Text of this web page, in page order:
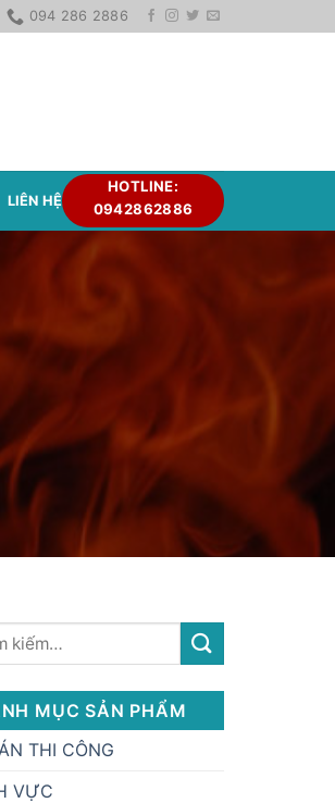
094 286 2886
LIÊN HỆ
HOTLINE:
0942862886
MỤC SẢN PHẨM
THI CÔNG
VỰC